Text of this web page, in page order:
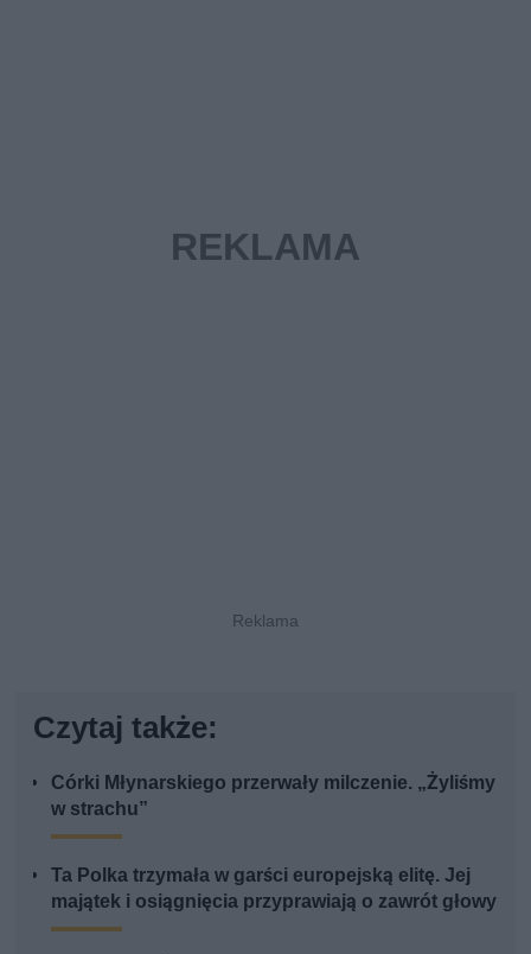
Czytaj także:
Córki Młynarskiego przerwały milczenie. „Żyliśmy
w strachu”
Ta Polka trzymała w garści europejską elitę. Jej
majątek i osiągnięcia przyprawiają o zawrót głowy